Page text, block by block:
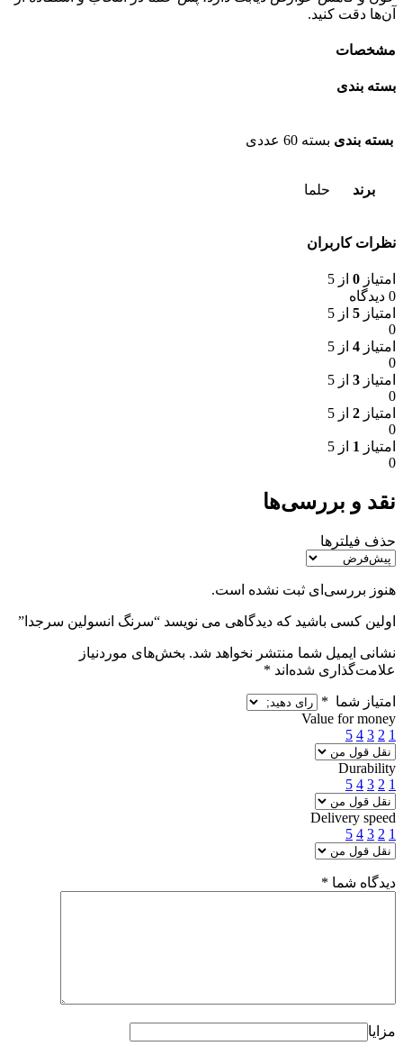
آن‌ها دقت کنید.
مشخصات
بسته بندی
بسته بندی بسته 60 عددی
برند حلما
نظرات کاربران
امتیاز 0 از 5
0 دیدگاه
امتیاز 5 از 5
0
امتیاز 4 از 5
0
امتیاز 3 از 5
0
امتیاز 2 از 5
0
امتیاز 1 از 5
0
نقد و بررسی‌ها
حذف فیلترها
هنوز بررسی‌ای ثبت نشده است.
اولین کسی باشید که دیدگاهی می نویسد “سرنگ انسولین سرجدا”
نشانی ایمیل شما منتشر نخواهد شد. بخش‌های موردنیاز
علامت‌گذاری شده‌اند *
امتیاز شما *
Value for money
1
2
3
4
5
Durability
1
2
3
4
5
Delivery speed
1
2
3
4
5
دیدگاه شما *
مزایا